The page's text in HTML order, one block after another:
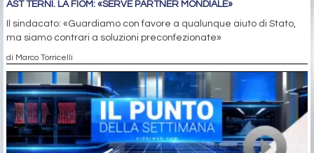
AST TERNI. LA FIOM: «SERVE PARTNER MONDIALE»
Il sindacato: «Guardiamo con favore a qualunque aiuto di Stato,
ma siamo contrari a soluzioni preconfezionate»
di Marco Torricelli